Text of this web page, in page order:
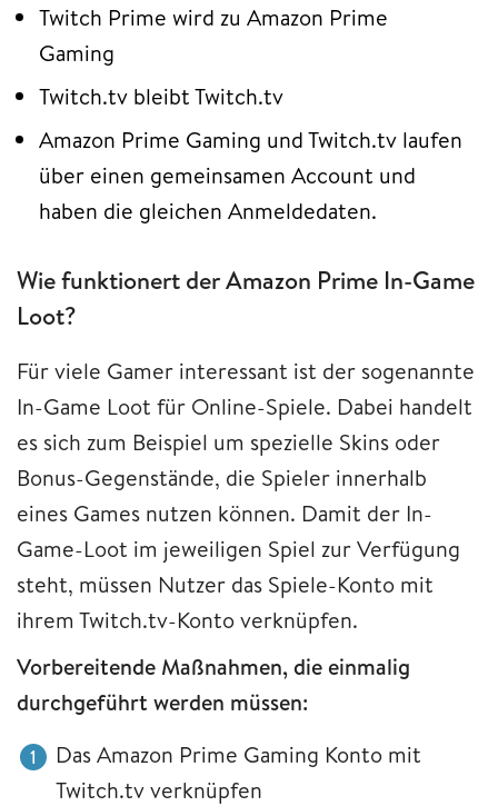
Twitch Prime wird zu Amazon Prime
Gaming
Twitch.tv bleibt Twitch.tv
Amazon Prime Gaming und Twitch.tv laufen
über einen gemeinsamen Account und
haben die gleichen Anmeldedaten.
Wie funktionert der Amazon Prime In-Game
Loot?
Für viele Gamer interessant ist der sogenannte
In-Game Loot für Online-Spiele. Dabei handelt
es sich zum Beispiel um spezielle Skins oder
Bonus-Gegenstände, die Spieler innerhalb
eines Games nutzen können. Damit der In-
Game-Loot im jeweiligen Spiel zur Verfügung
steht, müssen Nutzer das Spiele-Konto mit
ihrem Twitch.tv-Konto verknüpfen.
Vorbereitende Maßnahmen, die einmalig
durchgeführt werden müssen:
Das Amazon Prime Gaming Konto mit
Twitch.tv verknüpfen